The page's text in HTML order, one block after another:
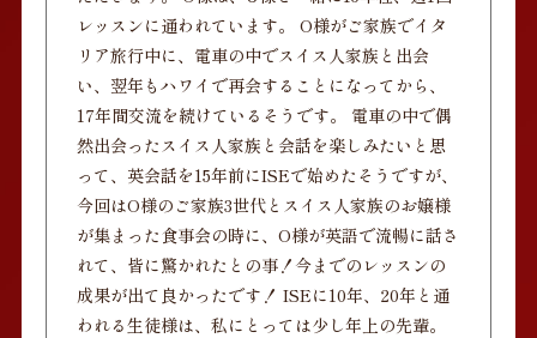
レッスンに通われています。 O様がご家族でイタ
リア旅行中に、電車の中でスイス人家族と出会
い、翌年もハワイで再会することになってから、
17年間交流を続けているそうです。 電車の中で偶
然出会ったスイス人家族と会話を楽しみたいと思
って、英会話を15年前にISEで始めたそうですが、
今回はO様のご家族3世代とスイス人家族のお嬢様
が集まった食事会の時に、O様が英語で流暢に話さ
れて、皆に驚かれたとの事！今までのレッスンの
成果が出て良かったです！ ISEに10年、20年と通
われる生徒様は、私にとっては少し年上の先輩。